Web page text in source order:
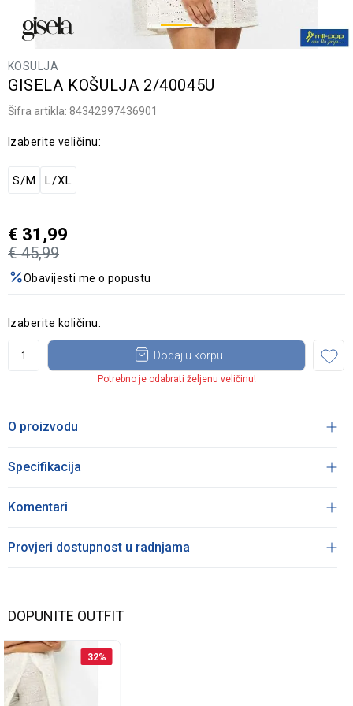
KOSULJA
GISELA KOŠULJA 2/40045U
Šifra artikla: 84342997436901
Izaberite veličinu:
S/M L/XL
€ 45,99
€ 31,99
Obavijesti me o popustu
Izaberite količinu:
Dodaj u korpu
Potrebno je odabrati željenu veličinu!
O proizvodu
Specifikacija
Komentari
Provjeri dostupnost u radnjama
DOPUNITE OUTFIT
32%